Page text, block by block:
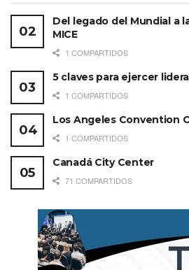
Del legado del Mundial a
MICE
1 COMPARTIDOS
5 claves para ejercer
1 COMPARTIDOS
Los Angeles Convention
1 COMPARTIDOS
Canadá City Center
71 COMPARTIDOS